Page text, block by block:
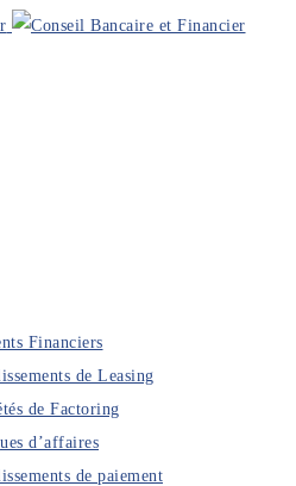
Financiers
de Leasing
de Factoring
d’affaires
de paiement